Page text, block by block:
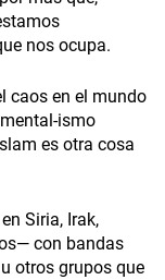
nos ocupa.
caos en el mundo
ismo
es otra cosa
Siria, Irak,
con bandas
otros grupos que